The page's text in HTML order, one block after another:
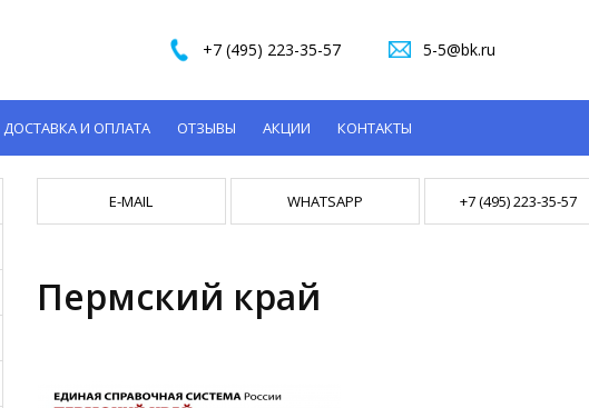
+7 (495) 223-35-57 5-5@bk.ru
ДОСТАВКА И ОПЛАТА ОТЗЫВЫ АКЦИИ КОНТАКТЫ
E-MAIL WHATSAPP +7 (495) 223-35-57
Пермский край